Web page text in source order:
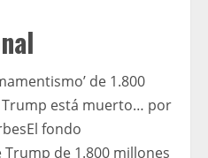
de 1.800
está muerto… por
El fondo
Trump de 1.800 millones